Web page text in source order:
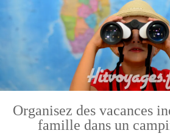
Organisez des vacances
famille dans un